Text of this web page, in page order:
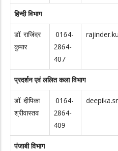
हिन्दी विभाग
डॉ. राजिंदर
कुमार
0164-
2864-
407
प्रदर्शन एवं ललित कला विभाग
डॉ. दीपिका
श्रीवास्तव
0164-
2864-
409
पंजाबी विभाग